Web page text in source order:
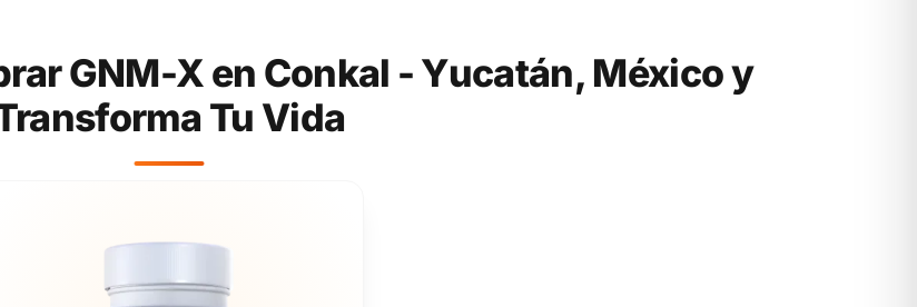
GNM-X en Conkal - Yucatán, México y
Tu Vida